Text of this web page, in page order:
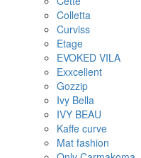
Colletta
Curviss
Etage
EVOKED VILA
Exxcellent
Gozzip
Ivy Bella
IVY BEAU
Kaffe curve
Mat fashion